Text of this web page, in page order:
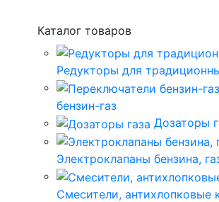
Каталог товаров
Редукторы для
бензин-газ
Дозаторы
Электроклапаны бензина,
Смесители, антихлопковые